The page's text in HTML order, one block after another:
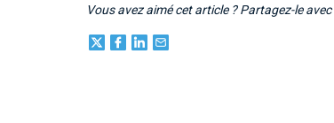
Vous avez aimé cet article ? Partagez-le